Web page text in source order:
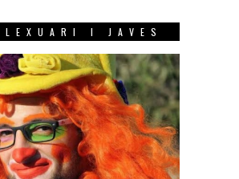
I JAVES